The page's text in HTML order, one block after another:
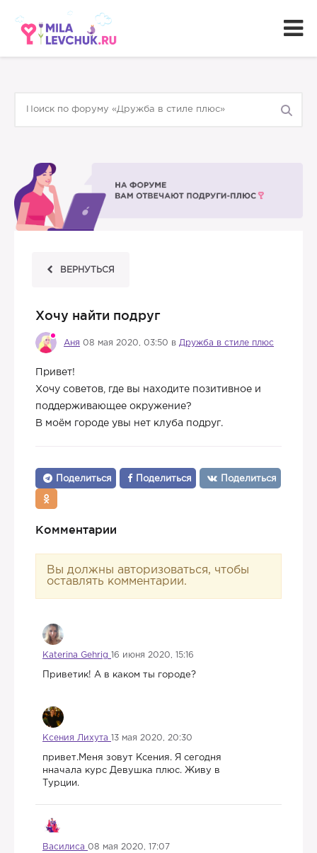
ВЕРНУТЬСЯ
Хочу найти подруг
Аня 08 мая 2020, 03:50 в Дружба в стиле плюс
Привет!
Хочу советов, где вы находите позитивное и
поддерживающее окружение?
В моём городе увы нет клуба подруг.
Поделиться Поделиться Поделиться
Комментарии
Вы должны авторизоваться, чтобы
оставлять комментарии.
Katerina Gehrig 16 июня 2020, 15:16
Приветик! А в каком ты городе?
Ксения Лихута 13 мая 2020, 20:30
привет.Меня зовут Ксения. Я сегодня
нначала курс Девушка плюс. Живу в
Турции.
Василиса 08 мая 2020, 17:07